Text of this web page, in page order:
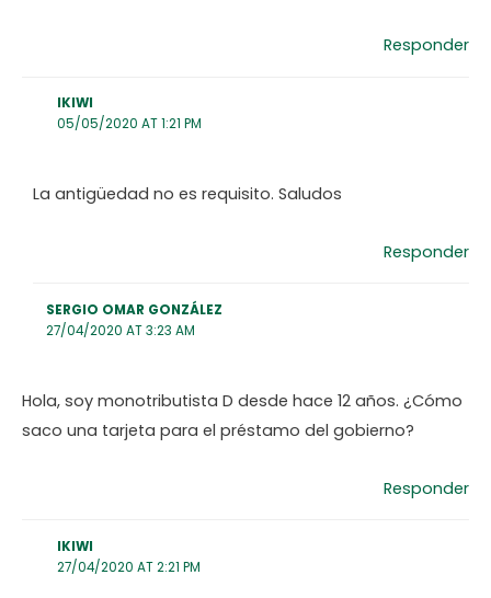
Responder
IKIWI
05/05/2020 AT 1:21 PM
La antigüedad no es requisito. Saludos
Responder
SERGIO OMAR GONZÁLEZ
27/04/2020 AT 3:23 AM
Hola, soy monotributista D desde hace 12 años. ¿Cómo
saco una tarjeta para el préstamo del gobierno?
Responder
IKIWI
27/04/2020 AT 2:21 PM